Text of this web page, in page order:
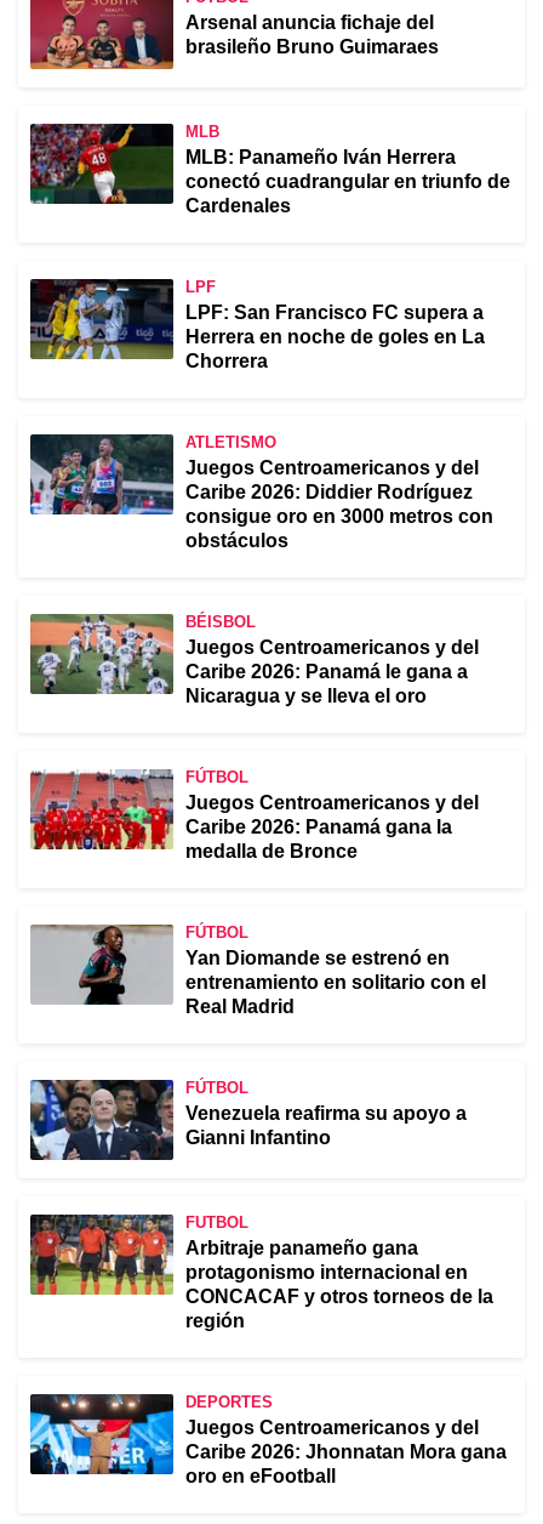
Arsenal anuncia fichaje del
brasileño Bruno Guimaraes
MLB
MLB: Panameño Iván Herrera
conectó cuadrangular en triunfo de
Cardenales
LPF
LPF: San Francisco FC supera a
Herrera en noche de goles en La
Chorrera
ATLETISMO
Juegos Centroamericanos y del
Caribe 2026: Diddier Rodríguez
consigue oro en 3000 metros con
obstáculos
BÉISBOL
Juegos Centroamericanos y del
Caribe 2026: Panamá le gana a
Nicaragua y se lleva el oro
FÚTBOL
Juegos Centroamericanos y del
Caribe 2026: Panamá gana la
medalla de Bronce
FÚTBOL
Yan Diomande se estrenó en
entrenamiento en solitario con el
Real Madrid
FÚTBOL
Venezuela reafirma su apoyo a
Gianni Infantino
FUTBOL
Arbitraje panameño gana
protagonismo internacional en
CONCACAF y otros torneos de la
región
DEPORTES
Juegos Centroamericanos y del
Caribe 2026: Jhonnatan Mora gana
oro en eFootball